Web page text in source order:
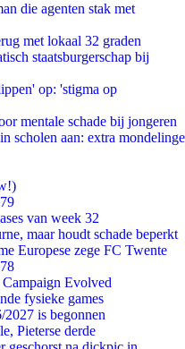
die agenten stak met
met lokaal 32 graden
staatsburgerschap bij
op: 'stigma op
mentale schade bij jongeren
scholen aan: extra mondelinge
van week 32
maar houdt schade beperkt
Europese zege FC Twente
Evolved
fysieke games
is begonnen
Pieterse derde